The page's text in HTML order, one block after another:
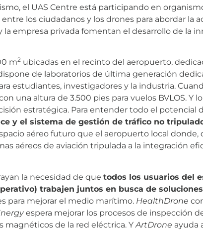
el UAS Centre está participando en
los ciudadanos y los drones para abordar la
empresa privada fomentan el desarrollo de la
m2 ubicadas en el recinto del aeropuerto,
de laboratorios de última generación
estudiantes, investigadores y la industria.
una altura de 3.500 pies para vuelos BVLOS. Y
estratégica. Para entender todo el potencial
y el sistema de gestión de tráfico no
aéreo futuro que el aeropuerto local
aéreos de aviación tripulada a la integración
la necesidad de que todos los usuarios del
trabajen juntos en busca de soluciones
para mejorar el medio marítimo. HealthDrone
espera mejorar los procesos de inspección
magnéticos de la red eléctrica. Y ArtDrone ayuda